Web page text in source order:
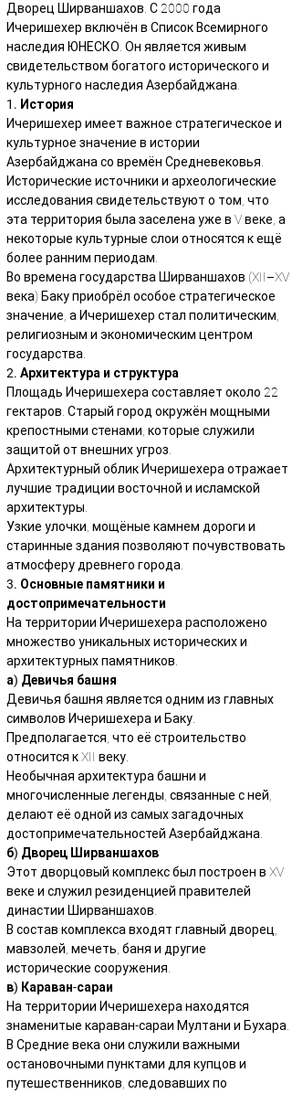
Дворец Ширваншахов. С 2000 года
Ичеришехер включён в Список Всемирного
наследия ЮНЕСКО. Он является живым
свидетельством богатого исторического и
культурного наследия Азербайджана.
1. История
Ичеришехер имеет важное стратегическое и
культурное значение в истории
Азербайджана со времён Средневековья.
Исторические источники и археологические
исследования свидетельствуют о том, что
эта территория была заселена уже в V веке, а
некоторые культурные слои относятся к ещё
более ранним периодам.
Во времена государства Ширваншахов (XII–XV
века) Баку приобрёл особое стратегическое
значение, а Ичеришехер стал политическим,
религиозным и экономическим центром
государства.
2. Архитектура и структура
Площадь Ичеришехера составляет около 22
гектаров. Старый город окружён мощными
крепостными стенами, которые служили
защитой от внешних угроз.
Архитектурный облик Ичеришехера отражает
лучшие традиции восточной и исламской
архитектуры.
Узкие улочки, мощёные камнем дороги и
старинные здания позволяют почувствовать
атмосферу древнего города.
3. Основные памятники и
достопримечательности
На территории Ичеришехера расположено
множество уникальных исторических и
архитектурных памятников.
а) Девичья башня
Девичья башня является одним из главных
символов Ичеришехера и Баку.
Предполагается, что её строительство
относится к XII веку.
Необычная архитектура башни и
многочисленные легенды, связанные с ней,
делают её одной из самых загадочных
достопримечательностей Азербайджана.
б) Дворец Ширваншахов
Этот дворцовый комплекс был построен в XV
веке и служил резиденцией правителей
династии Ширваншахов.
В состав комплекса входят главный дворец,
мавзолей, мечеть, баня и другие
исторические сооружения.
в) Караван-сараи
На территории Ичеришехера находятся
знаменитые караван-сараи Мултани и Бухара.
В Средние века они служили важными
остановочными пунктами для купцов и
путешественников, следовавших по